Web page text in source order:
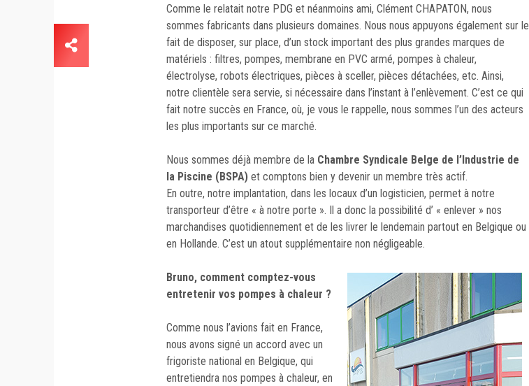
Comme le relatait notre PDG et néanmoins ami, Clément CHAPATON, nous
sommes fabricants dans plusieurs domaines. Nous nous appuyons également sur le
fait de disposer, sur place, d’un stock important des plus grandes marques de
matériels : filtres, pompes, membrane en PVC armé, pompes à chaleur,
électrolyse, robots électriques, pièces à sceller, pièces détachées, etc. Ainsi,
notre clientèle sera servie, si nécessaire dans l’instant à l’enlèvement. C’est ce qui
fait notre succès en France, où, je vous le rappelle, nous sommes l’un des acteurs
les plus importants sur ce marché.
Nous sommes déjà membre de la Chambre Syndicale Belge de l’Industrie de
la Piscine (BSPA) et comptons bien y devenir un membre très actif.
En outre, notre implantation, dans les locaux d’un logisticien, permet à notre
transporteur d’être « à notre porte ». Il a donc la possibilité d’ « enlever » nos
marchandises quotidiennement et de les livrer le lendemain partout en Belgique ou
en Hollande. C’est un atout supplémentaire non négligeable.
Bruno, comment comptez-vous
entretenir vos pompes à chaleur ?
Comme nous l’avions fait en France,
nous avons signé un accord avec un
frigoriste national en Belgique, qui
entretiendra nos pompes à chaleur, en